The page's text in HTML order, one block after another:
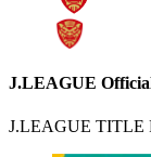
J.LEAGUE
J.LEAGUE TITLE